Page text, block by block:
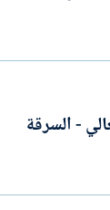
- السرقة